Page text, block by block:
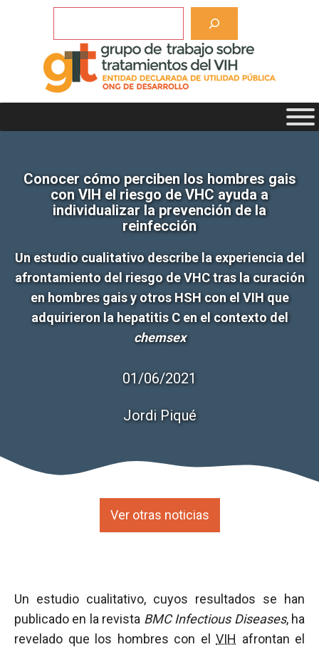
Conocer cómo perciben los hombres gais
con VIH el riesgo de VHC ayuda a
individualizar la prevención de la
reinfección
Un estudio cualitativo describe la experiencia del
afrontamiento del riesgo de VHC tras la curación
en hombres gais y otros HSH con el VIH que
adquirieron la hepatitis C en el contexto del
chemsex
01/06/2021
Jordi Piqué
Ver otras noticias
Un estudio cualitativo, cuyos resultados se han
publicado en la revista BMC Infectious Diseases, ha
revelado que los hombres con el VIH afrontan el